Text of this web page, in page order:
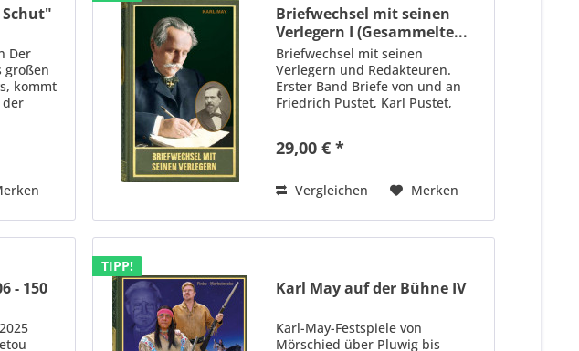
Schut"
Der
großen
kommt
der
zum
Briefwechsel mit seinen
Verlegern I (Gesammelte...
Briefwechsel mit seinen
Verlegern und Redakteuren.
Erster Band Briefe von und an
Friedrich Pustet, Karl Pustet,
Band 97 der Gesammelten Werke
29,00 € *
Vergleichen Merken
- 150
TIPP!
Karl May auf der Bühne IV
Karl-May-Festspiele von
Mörschied über Pluwig bis